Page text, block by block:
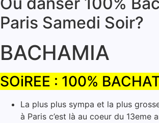
Paris Samedi Soir?
BACHAMIA
SOiREE : 100%
La plus plus sympa et la plus
à Paris c’est là au coeur du 13eme